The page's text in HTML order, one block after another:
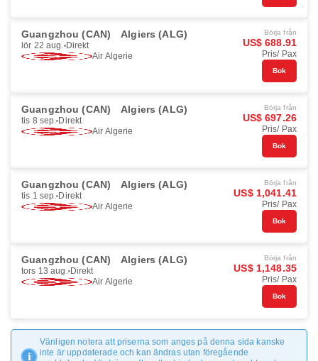
Guangzhou (CAN) Algiers (ALG)
lör 22 aug. Direkt
Air Algerie
Börja från
US$ 688.91
Pris/ Pax
Bok
Guangzhou (CAN) Algiers (ALG)
tis 8 sep. Direkt
Air Algerie
Börja från
US$ 697.26
Pris/ Pax
Bok
Guangzhou (CAN) Algiers (ALG)
tis 1 sep. Direkt
Air Algerie
Börja från
US$ 1,041.41
Pris/ Pax
Bok
Guangzhou (CAN) Algiers (ALG)
tors 13 aug. Direkt
Air Algerie
Börja från
US$ 1,148.35
Pris/ Pax
Bok
Vänligen notera att priserna som anges på denna sida kanske
inte är uppdaterade och kan ändras utan föregående